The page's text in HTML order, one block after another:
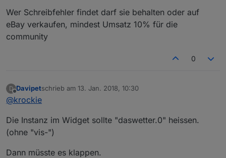
Wer Schreibfehler findet darf sie behalten oder auf
eBay verkaufen, mindest Umsatz 10% für die
community
0
D
Offline
Davipetschrieb am 13. Jan. 2018, 10:30
zuletzt editiert von
@krockie
Die Instanz im Widget sollte "daswetter.0" heissen.
(ohne "vis-")
Dann müsste es klappen.